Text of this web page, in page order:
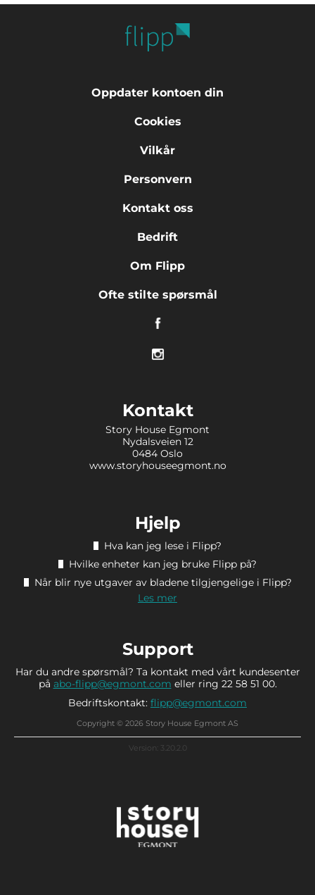
Oppdater kontoen din
Cookies
Vilkår
Personvern
Kontakt oss
Bedrift
Om Flipp
Ofte stilte spørsmål
Kontakt
Story House Egmont
Nydalsveien 12
0484 Oslo
www.storyhouseegmont.no
Hjelp
Hva kan jeg lese i Flipp?
Hvilke enheter kan jeg bruke Flipp på?
Når blir nye utgaver av bladene tilgjengelige i Flipp?
Les mer
Support
Har du andre spørsmål? Ta kontakt med vårt kundesenter
på abo-flipp@egmont.com eller ring 22 58 51 00.
Bedriftskontakt: flipp@egmont.com
Copyright © 2026 Story House Egmont AS
Version: 3.20.2.0